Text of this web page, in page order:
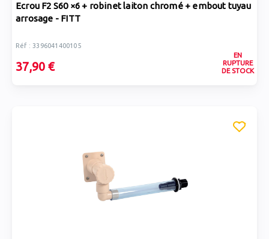
Ecrou F2 S60 ×6 + robinet laiton chromé + embout tuyau
arrosage - FITT
Réf : 3396041400105
37,90 €
EN
RUPTURE
DE STOCK